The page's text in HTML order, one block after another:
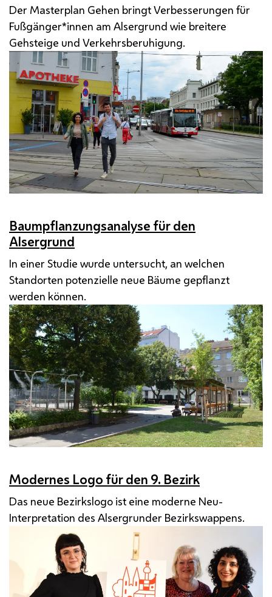
Der Masterplan Gehen bringt Verbesserungen für
Fußgänger*innen am Alsergrund wie breitere
Gehsteige und Verkehrsberuhigung.
Baumpflanzungsanalyse für den
Alsergrund
In einer Studie wurde untersucht, an welchen
Standorten potenzielle neue Bäume gepflanzt
werden können.
Modernes Logo für den 9. Bezirk
Das neue Bezirkslogo ist eine moderne Neu-
Interpretation des Alsergrunder Bezirkswappens.